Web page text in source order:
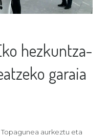
hezkuntza-
garaia
aurkeztu eta